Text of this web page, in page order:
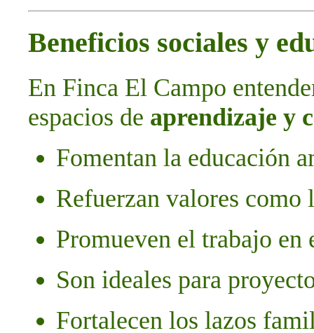
Beneficios sociales y
En Finca El Campo
espacios de aprendizaje y
Fomentan la educación
Refuerzan valores como
Promueven el trabajo
Son ideales para
Fortalecen los lazos